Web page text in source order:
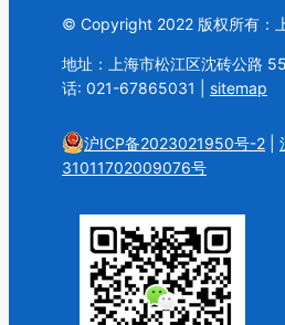
© Copyright 2022 版权所有：
地址：上海市松江区沈砖公路
话: 021-67865031 | sitemap
沪ICP备2023021950号-2
31011702009076号